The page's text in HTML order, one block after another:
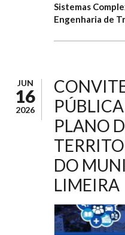
Sistemas
Engenharia de
JUN
16
2026
PLANO
DO
LIMEIRA